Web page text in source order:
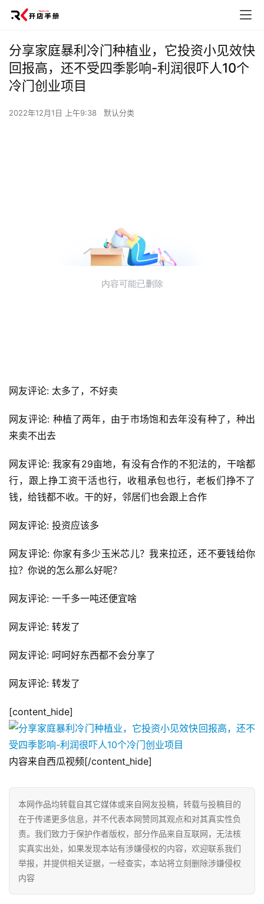
网
店
运
营
跨
境
分享家庭暴利冷门种植业，它投资小见效快
回报高，还不受四季影响-利润很吓人10个
冷门创业项目
2022年12月1日 上午9:38 默认分类
网友评论: 太多了，不好卖
网友评论: 种植了两年，由于市场饱和去年没有种了，种出
来卖不出去
网友评论: 我家有29亩地，有没有合作的不犯法的，干啥都
行，跟上挣工资干活也行，收租承包也行，老板们挣不了
钱，给钱都不收。干的好，邻居们也会跟上合作
网友评论: 投资应该多
网友评论: 你家有多少玉米芯儿？我来拉还，还不要钱给你
拉？你说的怎么那么好呢？
网友评论: 一千多一吨还便宜啥
网友评论: 转发了
网友评论: 呵呵好东西都不会分享了
网友评论: 转发了
[content_hide]
内容来自西瓜视频[/content_hide]
本网作品均转载自其它媒体或来自网友投稿，转载与投稿目的
在于传递更多信息，并不代表本网赞同其观点和对其真实性负
责。我们致力于保护作者版权，部分作品来自互联网，无法核
实真实出处，如果发现本站有涉嫌侵权的内容，欢迎联系我们
举报，并提供相关证据，一经查实，本站将立刻删除涉嫌侵权
内容